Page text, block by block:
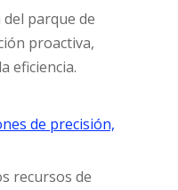
parque de
proactiva,
eficiencia.
de precisión,
recursos de